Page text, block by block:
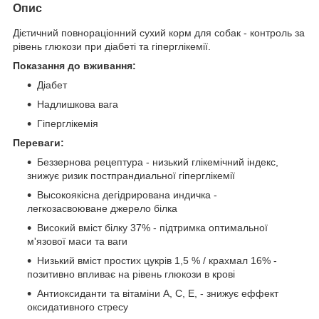
Опис
Дієтичний повнораціонний сухий корм для собак - контроль за
рівень глюкози при діабеті та гіперглікемії.
Показання до вживання:
Діабет
Надлишкова вага
Гіперглікемія
Переваги:
Беззернова рецептура - низький глікемічний індекс,
знижує ризик постпрандиальної гіперглікемії
Высокоякісна дегідрирована индичка -
легкозасвоюване джерело білка
Високий вміст білку 37% - підтримка оптимальної
м'язової маси та ваги
Низький вміст простих цукрів 1,5 % / крахмал 16% -
позитивно впливає на рівень глюкози в крові
Антиоксиданти та вітаміни A, C, E, - знижує еффект
оксидативного стресу